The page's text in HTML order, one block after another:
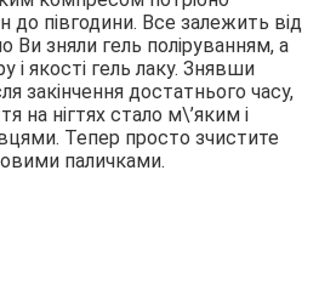
до півгодини. Все залежить від
Ви зняли гель поліруванням, а
якості гель лаку. Знявши
закінчення достатнього часу,
на нігтях стало м\’яким і
Тепер просто зчистите
паличками.